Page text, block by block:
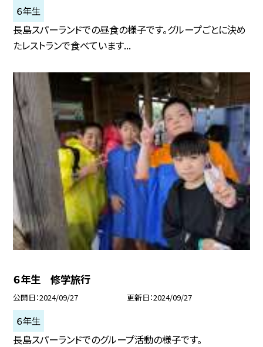
６年生
長島スパーランドでの昼食の様子です。グループごとに決め
たレストランで食べています...
６年生 修学旅行
公開日 2024/09/27 更新日 2024/09/27
６年生
長島スパーランドでのグループ活動の様子です。